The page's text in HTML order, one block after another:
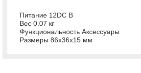
Питание 12DC В
Вес 0.07 кг
Функциональность Аксессуары
Размеры 86x36x15 мм